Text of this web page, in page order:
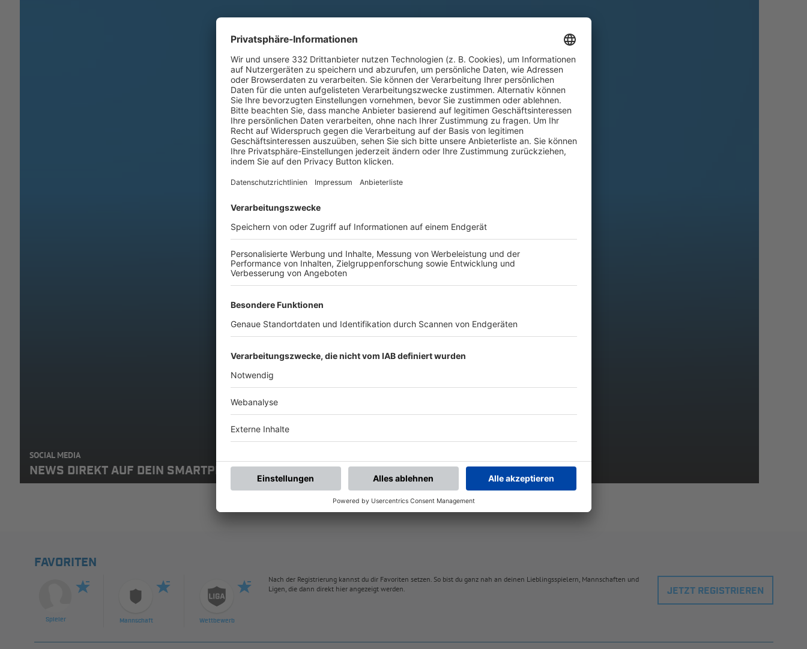
SOCIAL MEDIA
NEWS DIREKT AUF DEIN SMARTPHONE: ABONNIERE DEN BFV-WHATSAPP-KANAL!
FAVORITEN
Spieler Mannschaft Wettbewerb
Nach der Registrierung kannst du dir Favoriten setzen. So bist du ganz nah an deinen Lieblingsspielern, Mannschaften und
Ligen, die dann direkt hier angezeigt werden.
JETZT REGISTRIEREN